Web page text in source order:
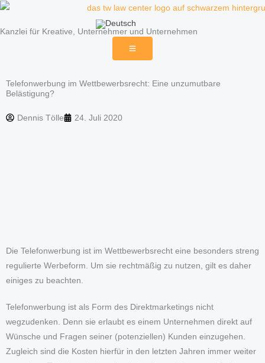
Zum
springen
Kanzlei für Kreative, Unternehmer und Unternehmen
Telefonwerbung im Wettbewerbsrecht: Eine unzumutbare
Belästigung?
Dennis Tölle 24. Juli 2020
Die Telefonwerbung ist im Wettbewerbsrecht eine besonders streng
regulierte Werbeform. Um sie rechtmäßig zu nutzen, gilt es daher
einiges zu beachten.
Telefonwerbung ist als Form des Direktmarketings nicht
wegzudenken. Denn sie erlaubt es einem Unternehmen direkt auf
Wünsche und Fragen seiner (potenziellen) Kunden einzugehen.
Zugleich sind die Kosten hierfür in den letzten Jahren immer weiter